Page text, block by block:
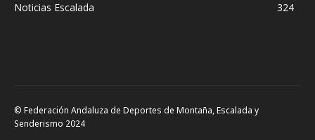
Noticias Escalada
324
© Federación Andaluza de Deportes de Montaña, Escalada y
Senderismo 2024